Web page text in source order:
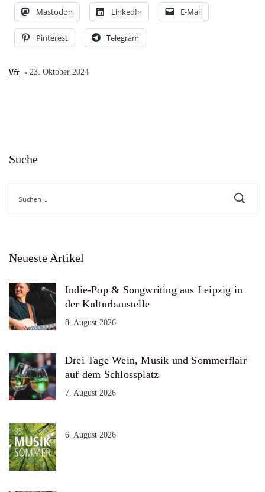
Mastodon LinkedIn E-Mail
Pinterest Telegram
Vfr 23. Oktober 2024
Suche
nach:
Neueste Artikel
Indie-Pop & Songwriting aus Leipzig in
der Kulturbaustelle
8. August 2026
Drei Tage Wein, Musik und Sommerflair
auf dem Schlossplatz
7. August 2026
6. August 2026